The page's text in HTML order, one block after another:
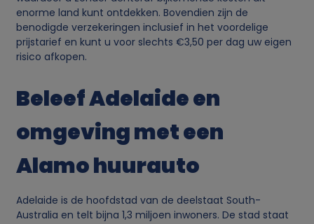
enorme land kunt ontdekken. Bovendien zijn de
benodigde verzekeringen inclusief in het voordelige
prijstarief en kunt u voor slechts €3,50 per dag uw eigen
risico afkopen.
Beleef Adelaide en
omgeving met een
Alamo huurauto
Adelaide is de hoofdstad van de deelstaat South-
Australia en telt bijna 1,3 miljoen inwoners. De stad staat
e
g
e
g
e
v